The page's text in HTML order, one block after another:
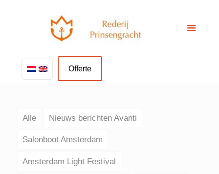
Offerte
Alle Nieuws berichten Avanti
Salonboot Amsterdam
Amsterdam Light Festival